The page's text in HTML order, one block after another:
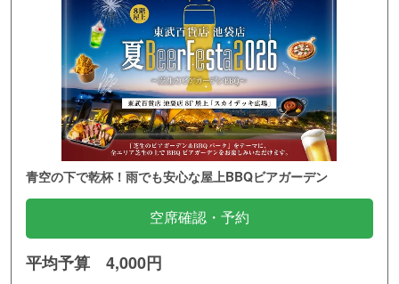
青空の下で乾杯！雨でも安心な屋上BBQビアガーデン
空席確認・予約
平均予算 4,000円